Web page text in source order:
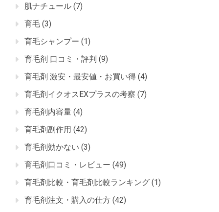
肌ナチュール (7)
育毛 (3)
育毛シャンプー (1)
育毛剤 口コミ・評判 (9)
育毛剤 激安・最安値・お買い得 (4)
育毛剤イクオスEXプラスの考察 (7)
育毛剤内容量 (4)
育毛剤副作用 (42)
育毛剤効かない (3)
育毛剤口コミ・レビュー (49)
育毛剤比較・育毛剤比較ランキング (1)
育毛剤注文・購入の仕方 (42)